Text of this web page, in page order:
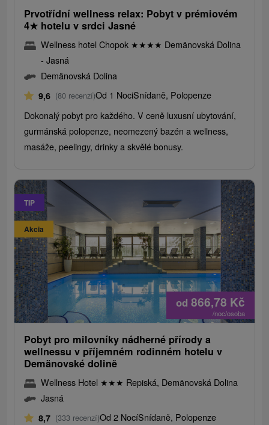
Prvotřídní wellness relax: Pobyt v prémiovém
4★ hotelu v srdci Jasné
Wellness hotel Chopok ★★★★ Demänovská Dolina
- Jasná
Demänovská Dolina
9,6 (80 recenzí)Od 1 NociSnídaně, Polopenze
Dokonalý pobyt pro každého. V ceně luxusní ubytování,
gurmánská polopenze, neomezený bazén a wellness,
masáže, peelingy, drinky a skvělé bonusy.
TIP
Akcia
od 866,78 Kč
/noc/osoba
Pobyt pro milovníky nádherné přírody a
wellnessu v příjemném rodinném hotelu v
Demänovské dolině
Wellness Hotel ★★★ Repiská, Demänovská Dolina
Jasná
8,7 (333 recenzí)Od 2 NocíSnídaně, Polopenze